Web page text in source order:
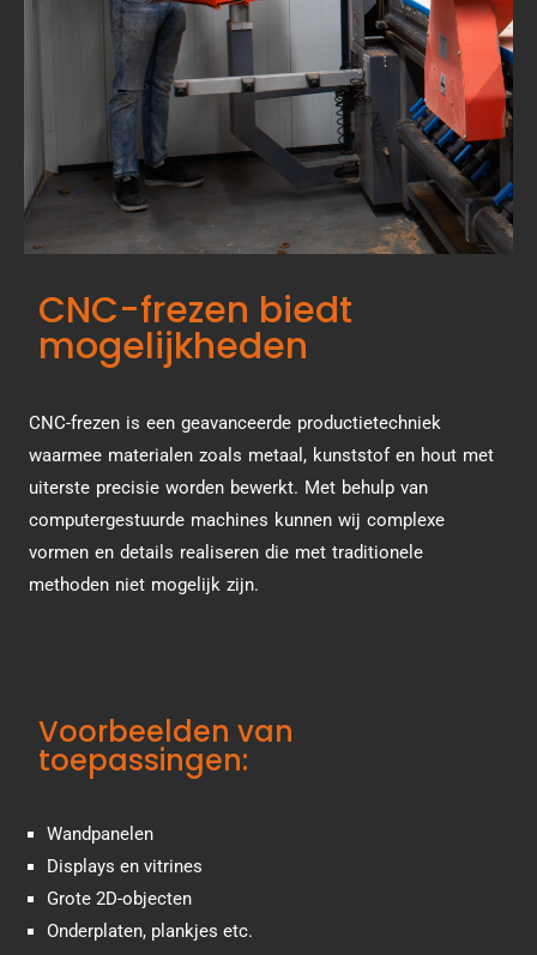
CNC-frezen biedt
mogelijkheden
CNC-frezen is een geavanceerde productietechniek
waarmee materialen zoals metaal, kunststof en hout met
uiterste precisie worden bewerkt. Met behulp van
computergestuurde machines kunnen wij complexe
vormen en details realiseren die met traditionele
methoden niet mogelijk zijn.
Voorbeelden van
toepassingen:
Wandpanelen
Displays en vitrines
Grote 2D-objecten
Onderplaten, plankjes etc.